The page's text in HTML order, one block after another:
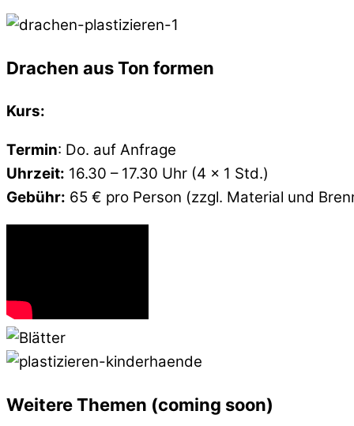
Drachen aus Ton formen
Kurs:
Termin: Do. auf Anfrage
Uhrzeit: 16.30 – 17.30 Uhr (4 x 1 Std.)
Gebühr: 65 € pro Person (zzgl. Material und
Weitere Themen (coming soon)